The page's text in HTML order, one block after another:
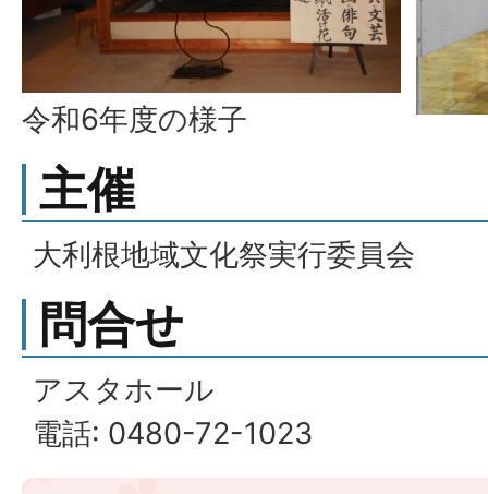
令和6年度の様子
主催
大利根地域文化祭実行委員会
問合せ
アスタホール
電話: 0480-72-1023